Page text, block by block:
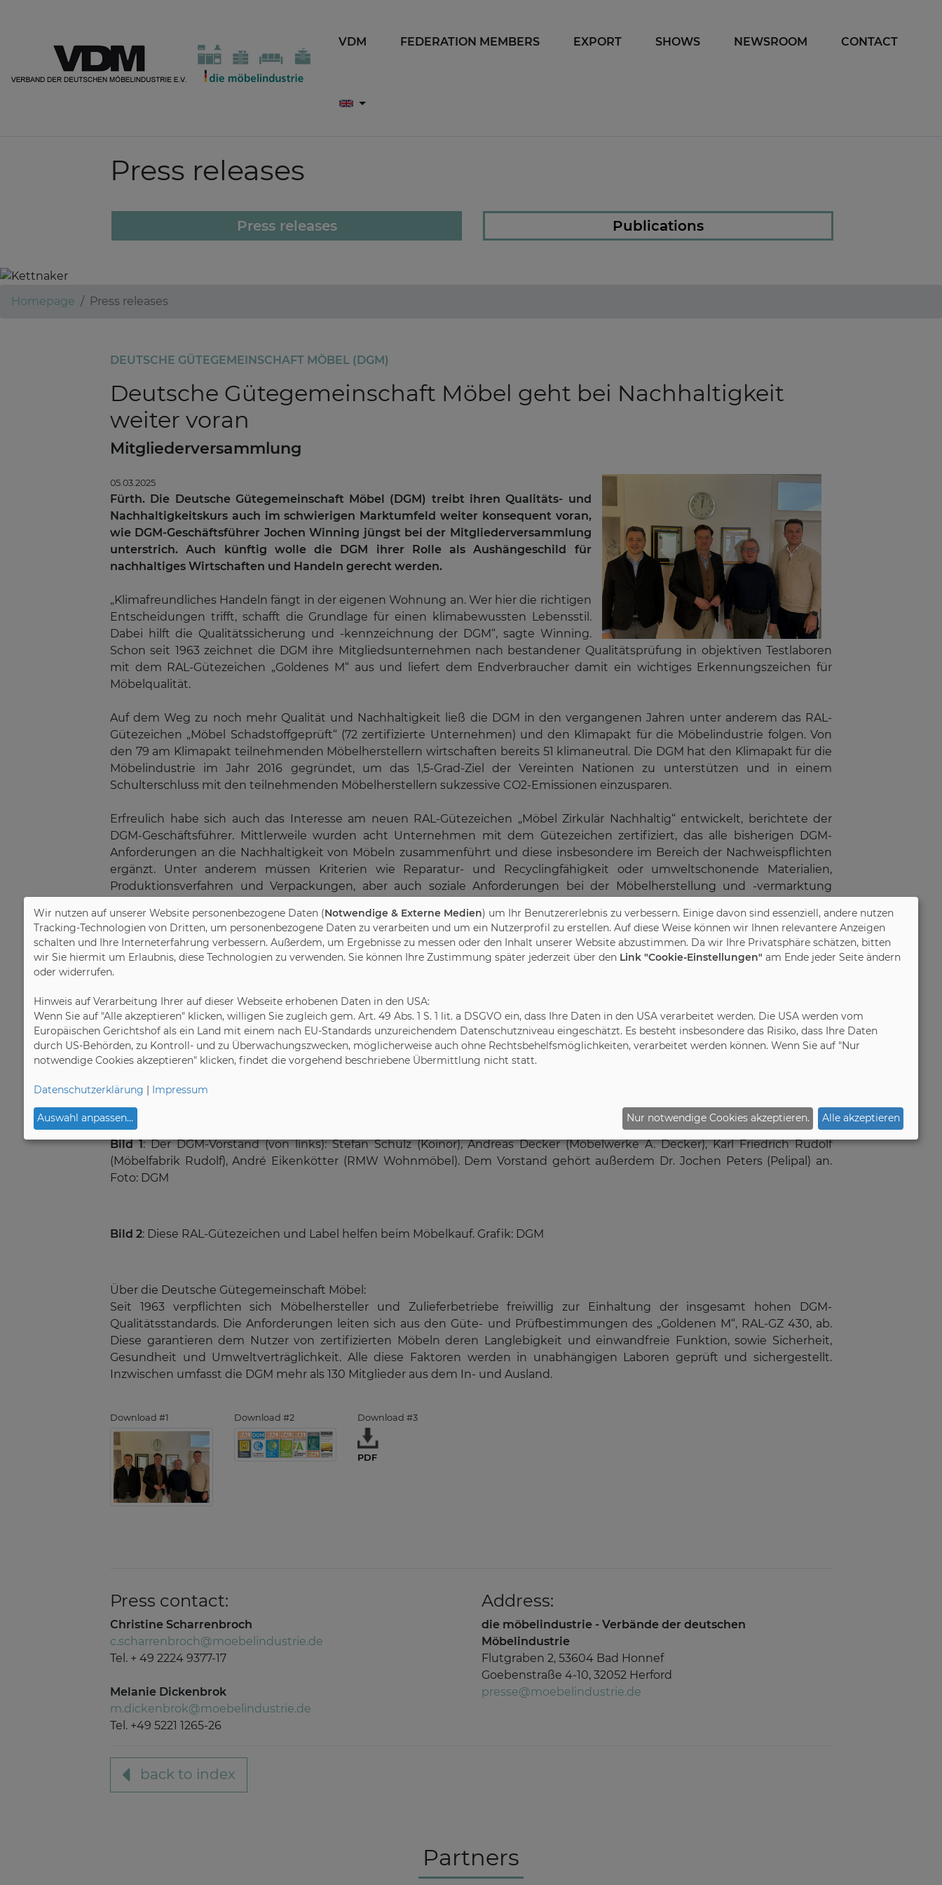
VDM FEDERATION MEMBERS EXPORT SHOWS NEWSROOM CONTACT
Press releases
Press releases Publications
Homepage Press releases
DEUTSCHE GÜTEGEMEINSCHAFT MÖBEL (DGM)
Deutsche Gütegemeinschaft Möbel geht bei Nachhaltigkeit
weiter voran
Mitgliederversammlung
05.03.2025
Fürth. Die Deutsche Gütegemeinschaft Möbel (DGM) treibt ihren Qualitäts- und
Nachhaltigkeitskurs auch im schwierigen Marktumfeld weiter konsequent voran,
wie DGM-Geschäftsführer Jochen Winning jüngst bei der Mitgliederversammlung
unterstrich. Auch künftig wolle die DGM ihrer Rolle als Aushängeschild für
nachhaltiges Wirtschaften und Handeln gerecht werden.
„Klimafreundliches Handeln fängt in der eigenen Wohnung an. Wer hier die richtigen
Entscheidungen trifft, schafft die Grundlage für einen klimabewussten Lebensstil.
Dabei hilft die Qualitätssicherung und -kennzeichnung der DGM“, sagte Winning.
Schon seit 1963 zeichnet die DGM ihre Mitgliedsunternehmen nach bestandener Qualitätsprüfung in objektiven Testlaboren
mit dem RAL-Gütezeichen „Goldenes M“ aus und liefert dem Endverbraucher damit ein wichtiges Erkennungszeichen für
Möbelqualität.
Auf dem Weg zu noch mehr Qualität und Nachhaltigkeit ließ die DGM in den vergangenen Jahren unter anderem das RAL-
Gütezeichen „Möbel Schadstoffgeprüft“ (72 zertifizierte Unternehmen) und den Klimapakt für die Möbelindustrie folgen. Von
den 79 am Klimapakt teilnehmenden Möbelherstellern wirtschaften bereits 51 klimaneutral. Die DGM hat den Klimapakt für die
Möbelindustrie im Jahr 2016 gegründet, um das 1,5-Grad-Ziel der Vereinten Nationen zu unterstützen und in einem
Schulterschluss mit den teilnehmenden Möbelherstellern sukzessive CO2-Emissionen einzusparen.
Erfreulich habe sich auch das Interesse am neuen RAL-Gütezeichen „Möbel Zirkulär Nachhaltig“ entwickelt, berichtete der
DGM-Geschäftsführer. Mittlerweile wurden acht Unternehmen mit dem Gütezeichen zertifiziert, das alle bisherigen DGM-
Anforderungen an die Nachhaltigkeit von Möbeln zusammenführt und diese insbesondere im Bereich der Nachweispflichten
ergänzt. Unter anderem müssen Kriterien wie Reparatur- und Recyclingfähigkeit oder umweltschonende Materialien,
Produktionsverfahren und Verpackungen, aber auch soziale Anforderungen bei der Möbelherstellung und -vermarktung
Qualitätsmöbel aus deutscher Fertigung steht.
Darüber hinaus unterstützt die DGM die Möbelbranche dabei, neu hinzukommende regulatorische Anforderungen rechtssicher
zu erfüllen, beispielsweise bei den Themen digitaler Produktpass, Lieferkettengesetz, EU-Produktsicherheitsverordnung und
Neben Themen wie Möbelqualität und Nachhaltigkeit standen Vorstandswahlen an: Als Sprecher des Vorstands wurde der seit
2015 amtierende Andreas Decker (Möbelwerke A. Decker) wiedergewählt. Dem Vorstand gehören außerdem André Eikenkötter
(RMW Wohnmöbel), Dr. Jochen Peters (Pelipal), Karl Friedrich Rudolf (Möbelfabrik Rudolf) und Stefan Schulz (Koinor) an. Mit
und Gunther Reischle (DAS. CONCEPT). Zum neuen Rechnungsprüfer wurde Axel Faber (Ponsel) bestellt.
Bild 1: Der DGM-Vorstand (von links): Stefan Schulz (Koinor), Andreas Decker (Möbelwerke A. Decker), Karl Friedrich Rudolf
(Möbelfabrik Rudolf), André Eikenkötter (RMW Wohnmöbel). Dem Vorstand gehört außerdem Dr. Jochen Peters (Pelipal) an.
Foto: DGM
Bild 2: Diese RAL-Gütezeichen und Label helfen beim Möbelkauf. Grafik: DGM
Über die Deutsche Gütegemeinschaft Möbel:
Seit 1963 verpflichten sich Möbelhersteller und Zulieferbetriebe freiwillig zur Einhaltung der insgesamt hohen DGM-
Qualitätsstandards. Die Anforderungen leiten sich aus den Güte- und Prüfbestimmungen des „Goldenen M“, RAL-GZ 430, ab.
Diese garantieren dem Nutzer von zertifizierten Möbeln deren Langlebigkeit und einwandfreie Funktion, sowie Sicherheit,
Gesundheit und Umweltverträglichkeit. Alle diese Faktoren werden in unabhängigen Laboren geprüft und sichergestellt.
Inzwischen umfasst die DGM mehr als 130 Mitglieder aus dem In- und Ausland.
Download #1 Download #2 Download #3
PDF
Press contact:
Christine Scharrenbroch
c.scharrenbroch@moebelindustrie.de
Tel. + 49 2224 9377-17
Melanie Dickenbrok
m.dickenbrok@moebelindustrie.de
Tel. +49 5221 1265-26
Address:
die möbelindustrie - Verbände der deutschen
Möbelindustrie
Flutgraben 2, 53604 Bad Honnef
Goebenstraße 4-10, 32052 Herford
presse@moebelindustrie.de
back to index
Partners
Wir nutzen auf unserer Website personenbezogene Daten (Notwendige & Externe Medien) um Ihr Benutzererlebnis zu verbessern. Einige davon sind essenziell, andere nutzen
Tracking-Technologien von Dritten, um personenbezogene Daten zu verarbeiten und um ein Nutzerprofil zu erstellen. Auf diese Weise können wir Ihnen relevantere Anzeigen
schalten und Ihre Interneterfahrung verbessern. Außerdem, um Ergebnisse zu messen oder den Inhalt unserer Website abzustimmen. Da wir Ihre Privatsphäre schätzen, bitten
wir Sie hiermit um Erlaubnis, diese Technologien zu verwenden. Sie können Ihre Zustimmung später jederzeit über den Link "Cookie-Einstellungen" am Ende jeder Seite ändern
oder widerrufen.
Hinweis auf Verarbeitung Ihrer auf dieser Webseite erhobenen Daten in den USA:
Wenn Sie auf "Alle akzeptieren" klicken, willigen Sie zugleich gem. Art. 49 Abs. 1 S. 1 lit. a DSGVO ein, dass Ihre Daten in den USA verarbeitet werden. Die USA werden vom
Europäischen Gerichtshof als ein Land mit einem nach EU-Standards unzureichendem Datenschutzniveau eingeschätzt. Es besteht insbesondere das Risiko, dass Ihre Daten
durch US-Behörden, zu Kontroll- und zu Überwachungszwecken, möglicherweise auch ohne Rechtsbehelfsmöglichkeiten, verarbeitet werden können. Wenn Sie auf "Nur
notwendige Cookies akzeptieren" klicken, findet die vorgehend beschriebene Übermittlung nicht statt.
Datenschutzerklärung | Impressum
Auswahl anpassen... Nur notwendige Cookies akzeptieren. Alle akzeptieren